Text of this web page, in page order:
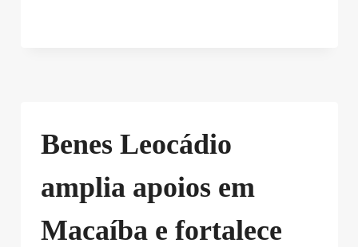
Benes Leocádio
amplia apoios em
Macaíba e fortalece